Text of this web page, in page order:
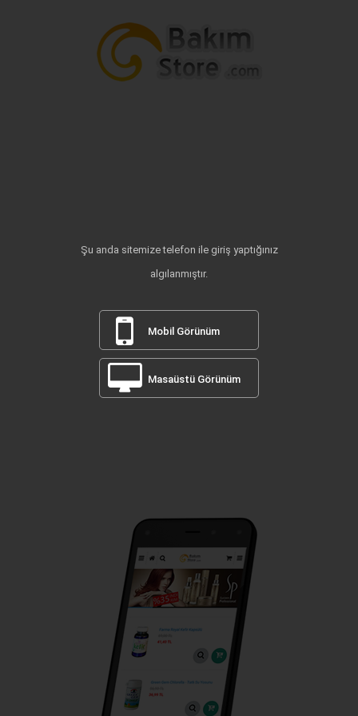
Şu anda sitemize telefon ile giriş yaptığınız
algılanmıştır.
Mobil Görünüm
Masaüstü Görünüm